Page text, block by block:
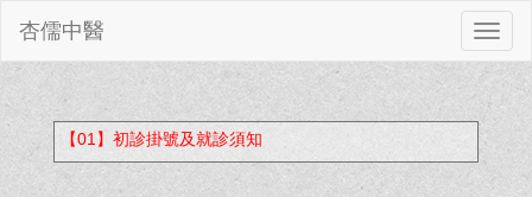
切
換
杏儒中醫
【01】初診掛號及就診須知